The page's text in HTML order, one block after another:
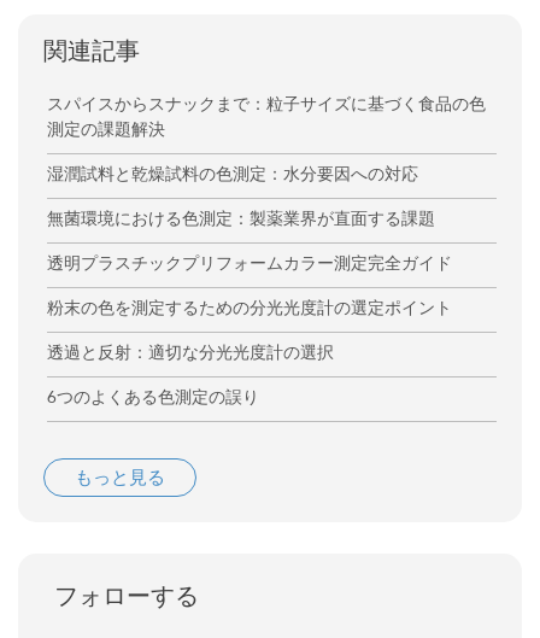
関連記事
スパイスからスナックまで：粒子サイズに基づく食品の色
測定の課題解決
湿潤試料と乾燥試料の色測定：水分要因への対応
無菌環境における色測定：製薬業界が直面する課題
透明プラスチックプリフォームカラー測定完全ガイド
粉末の色を測定するための分光光度計の選定ポイント
透過と反射：適切な分光光度計の選択
6つのよくある色測定の誤り
もっと見る
フォローする